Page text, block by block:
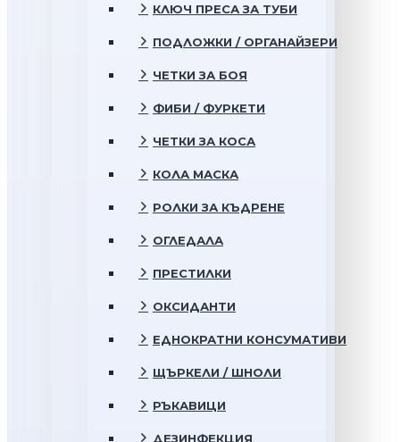
КЛЮЧ ПРЕСА ЗА ТУБИ
ПОДЛОЖКИ / ОРГАНАЙЗЕРИ
ЧЕТКИ ЗА БОЯ
ФИБИ / ФУРКЕТИ
ЧЕТКИ ЗА КОСА
КОЛА МАСКА
РОЛКИ ЗА КЪДРЕНЕ
ОГЛЕДАЛА
ПРЕСТИЛКИ
ОКСИДАНТИ
ЕДНОКРАТНИ КОНСУМАТИВИ
ЩЪРКЕЛИ / ШНОЛИ
РЪКАВИЦИ
ДЕЗИНФЕКЦИЯ